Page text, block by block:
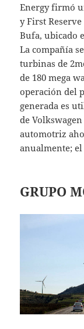
Energy firmó
y First
Bufa, ubicado
La compañía
turbinas de
de 180 mega
operación del
generada es
de
automotriz
anualmente;
GRUPO